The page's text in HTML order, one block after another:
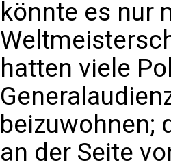
könnte es nur
hatten viele
beizuwohnen;
an der Seite